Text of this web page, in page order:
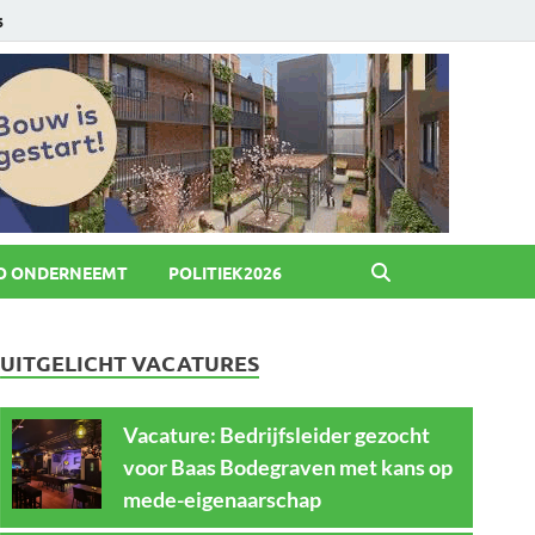
ONDERNEEMT POLITIEK2026
UITGELICHT VACATURES
Vacature: Bedrijfsleider gezocht
voor Baas Bodegraven met kans op
mede-eigenaarschap